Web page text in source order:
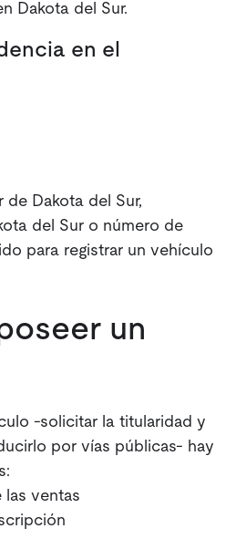
Dakota del Sur.
en el
Dakota del Sur,
del Sur o número de
para registrar un vehículo
un
-solicitar la titularidad y
por vías públicas- hay
las ventas